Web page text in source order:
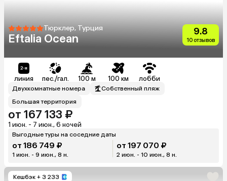
Тюрклер, Турция
Eftalia Ocean
9.8
10 отзывов
линия пес./гал. 100 м 100 км лобби
Двухкомнатные номера
Собственный пляж
Большая территория
от 167 133 ₽
1 июн. - 7 июн., 6 ночей
Выгодные туры на соседние даты
от 186 749 ₽
1 июн. - 9 июн., 8 н.
от 197 070 ₽
2 июн. - 10 июн., 8 н.
Кешбэк + 3 233